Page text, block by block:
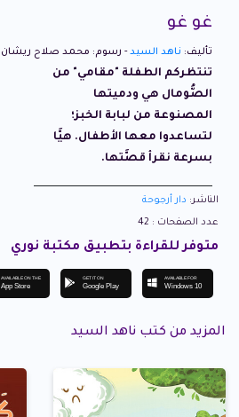
غو غو
تأليف: ناهد السيد - رسوم: محمد صلاح ريشان
تنتظركم الطفلة "مقامي" من
الصُّومال هي ودميتها
المصنوعة من لبابة الخبز؛
لتساعدوا معها الأطفال. هيَّا
بسرعة نقرأ قصَّتها.
الناشر: دار أرجوحة
عدد الصفحات : 42
متوفر للقراءة بتطبيق مكتبة نوري
AVAILABLE ON THE
App Store
GET IT ON
Google Play
AVAILABLE FOR
Windows 10
المزيد من كتب ناهد السيد